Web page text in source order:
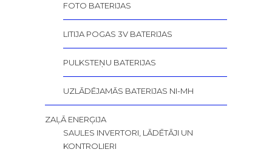
FOTO BATERIJAS
LITIJA POGAS 3V BATERIJAS
PULKSTEŅU BATERIJAS
UZLĀDĒJAMĀS BATERIJAS NI-MH
ZAĻĀ ENERĢIJA
SAULES INVERTORI, LĀDĒTĀJI UN
KONTROLIERI